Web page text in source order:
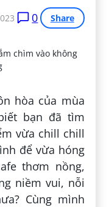
0 Share
hòa của mùa
bạn đã tìm
vừa chill chill
để vừa hóng
thơm nồng,
niềm vui, nỗi
Cùng mình